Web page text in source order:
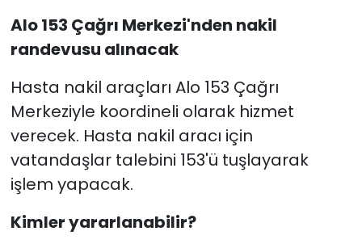
Alo 153 Çağrı Merkezi'nden nakil
randevusu alınacak
Hasta nakil araçları Alo 153 Çağrı
Merkeziyle koordineli olarak hizmet
verecek. Hasta nakil aracı için
vatandaşlar talebini 153'ü tuşlayarak
işlem yapacak.
Kimler yararlanabilir?